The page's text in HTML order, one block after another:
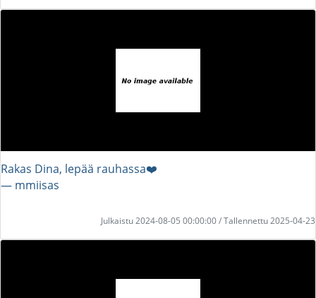
Rakas Dina, lepää rauhassa❤️
― mmiisas
Julkaistu 2024-08-05 00:00:00 / Tallennettu 2025-04-23